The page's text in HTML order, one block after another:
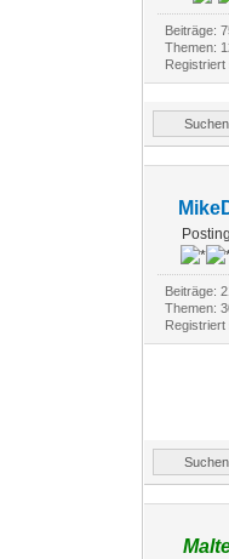
Beiträge:
Themen:
Suchen
Beiträge:
Themen:
Suchen